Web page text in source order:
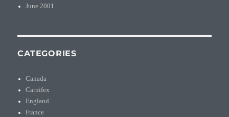
June 2001
CATEGORIES
Canada
Carnifex
England
France